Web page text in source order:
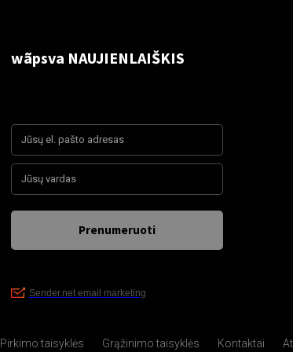
Pirkimo taisyklės Grąžinimo taisyklės Kontaktai